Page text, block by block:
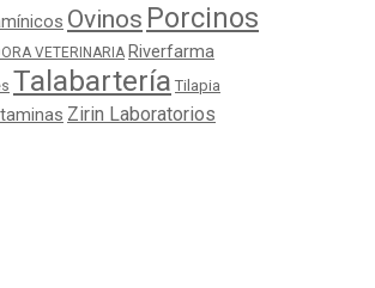
Ovinos Porcinos
VETERINARIA Riverfarma
Talabartería Tilapia
Zirin Laboratorios